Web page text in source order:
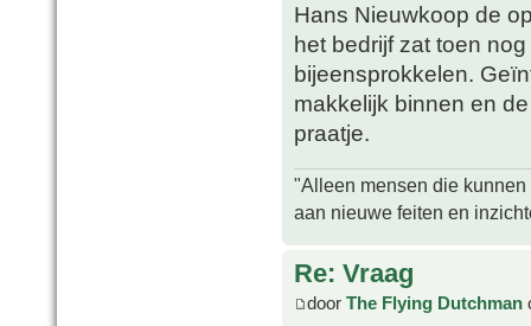
Hans Nieuwkoop de
het bedrijf zat toen
bijeensprokkelen.
makkelijk binnen en
praatje.
"Alleen mensen die
aan nieuwe feiten en
Re: Vraag
door The Flying Dutchman